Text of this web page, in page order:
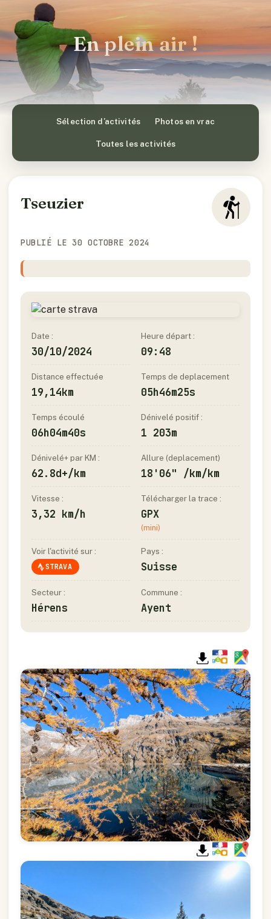
En plein air !
Sélection d’activités Photos en vrac
Toutes les activités
Tseuzier
PUBLIÉ LE 30 OCTOBRE 2024
Date :
30/10/2024
Heure départ :
09:48
Distance effectuée
19,14km
Temps de deplacement
05h46m25s
Temps écoulé
06h04m40s
Dénivelé positif :
1 203m
Dénivelé+ par KM :
62.8d+/km
Allure (deplacement)
18'06" /km/km
Vitesse :
3,32 km/h
Télécharger la trace :
GPX
(mini)
Voir l'activité sur :
STRAVA
Pays :
Suisse
Secteur :
Hérens
Commune :
Ayent